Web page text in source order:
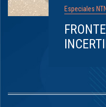
Especiales